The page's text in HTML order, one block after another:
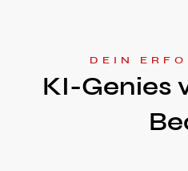
DEIN
KI-Genies